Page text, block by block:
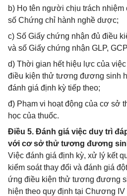
b) Họ tên người chịu trách
số Chứng chỉ hành nghề dược;
c) Số Giấy chứng nhận đủ điều
và số Giấy chứng nhận GLP,
d) Thời gian hết hiệu lực của
điều kiện thử tương đương sinh
đánh giá định kỳ tiếp theo;
đ) Phạm vi hoạt động của cơ sở
học của thuốc.
Điều 5. Đánh giá việc duy trì
với cơ sở thử tương đương
Việc đánh giá định kỳ, xử lý kết
kiểm soát thay đổi và đánh giá
ứng điều kiện thử tương đương
hiện theo quy định tại Chương